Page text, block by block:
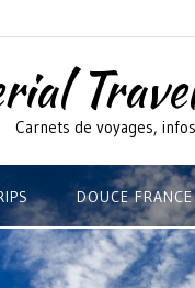
Carnets de voyages,
DOUCE FRANCE